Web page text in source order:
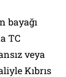
bayağı
TC
veya
Kıbrıs